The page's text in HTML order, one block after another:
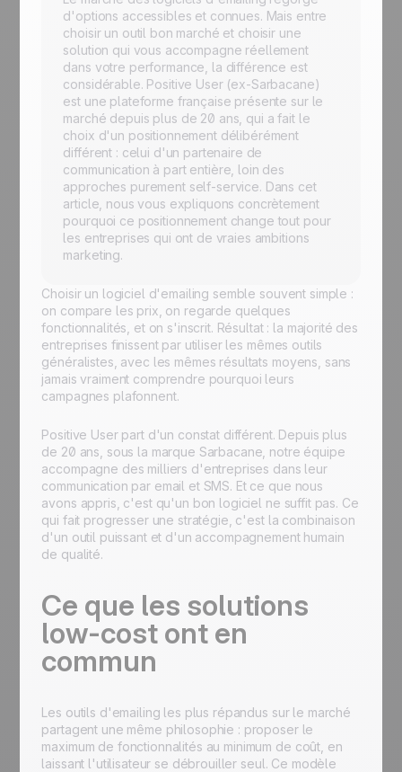
d'options accessibles et connues. Mais entre
choisir un outil bon marché et choisir une
solution qui vous accompagne réellement
dans votre performance, la différence est
considérable. Positive User (ex-Sarbacane)
est une plateforme française présente sur le
marché depuis plus de 20 ans, qui a fait le
choix d'un positionnement délibérément
différent : celui d'un partenaire de
communication à part entière, loin des
approches purement self-service. Dans cet
article, nous vous expliquons concrètement
pourquoi ce positionnement change tout pour
les entreprises qui ont de vraies ambitions
marketing.
Choisir un logiciel d'emailing semble souvent simple :
on compare les prix, on regarde quelques
fonctionnalités, et on s'inscrit. Résultat : la majorité des
entreprises finissent par utiliser les mêmes outils
généralistes, avec les mêmes résultats moyens, sans
jamais vraiment comprendre pourquoi leurs
campagnes plafonnent.
Positive User part d'un constat différent. Depuis plus
de 20 ans, sous la marque Sarbacane, notre équipe
accompagne des milliers d'entreprises dans leur
communication par email et SMS. Et ce que nous
avons appris, c'est qu'un bon logiciel ne suffit pas. Ce
qui fait progresser une stratégie, c'est la combinaison
d'un outil puissant et d'un accompagnement humain
de qualité.
Ce que les solutions
low-cost ont en
commun
Les outils d'emailing les plus répandus sur le marché
partagent une même philosophie : proposer le
maximum de fonctionnalités au minimum de coût, en
laissant l'utilisateur se débrouiller seul. Ce modèle